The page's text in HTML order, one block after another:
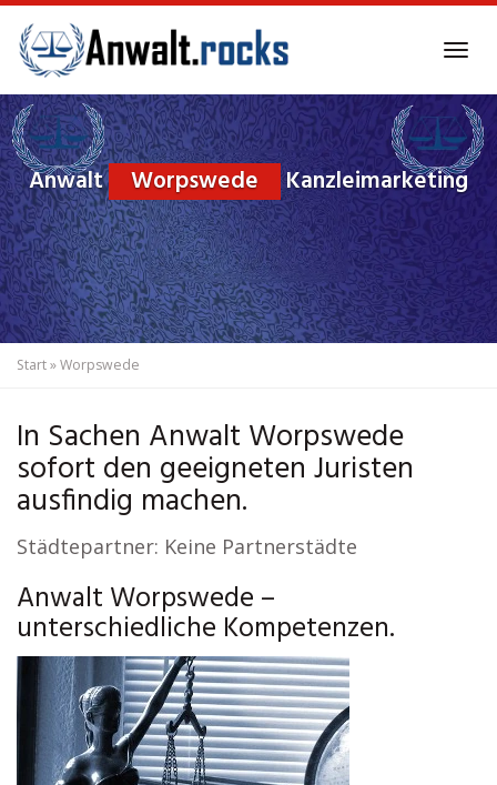
to
main
content
Anwalt Worpswede Kanzleimarketing
Start»Worpswede
In Sachen Anwalt Worpswede
sofort den geeigneten Juristen
ausfindig machen.
Städtepartner: Keine Partnerstädte
Anwalt Worpswede –
unterschiedliche Kompetenzen.